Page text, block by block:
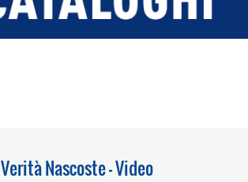
Verità Nascoste - Video